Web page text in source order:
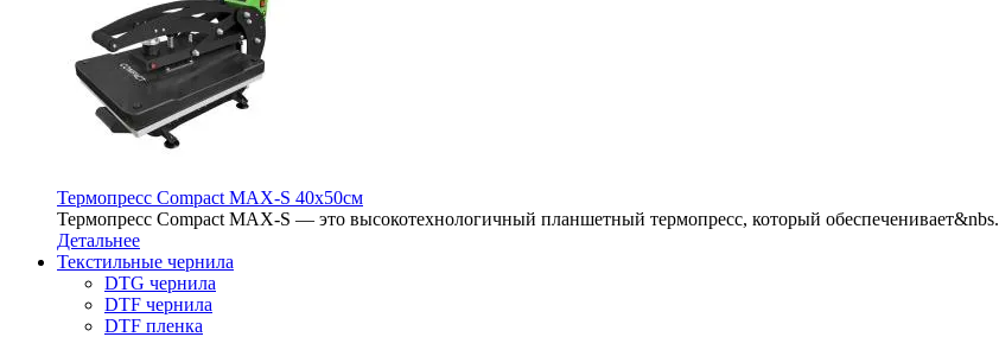
Термопресс Compact MAX-S 40х50см
Термопресс Compact MAX-S — это высокотехнологичный планшетный термопресс, который обеспеченивает&nbs.
Детальнее
Текстильные чернила
DTG чернила
DTF чернила
DTF пленка